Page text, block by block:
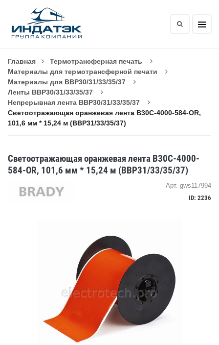
Главная
Термотрансферная печать
Материалы для термотрансферной печати
Материалы для BBP30/31/33/35/37
Ленты BBP30/31/33/35/37
Непрерывная лента BBP30/31/33/35/37
Светоотражающая оранжевая лента B30C-4000-584-OR,
101,6 мм * 15,24 м (BBP31/33/35/37)
Светоотражающая оранжевая лента B30C-4000-
584-OR, 101,6 мм * 15,24 м (BBP31/33/35/37)
Арт. gws117994
ID: 2236